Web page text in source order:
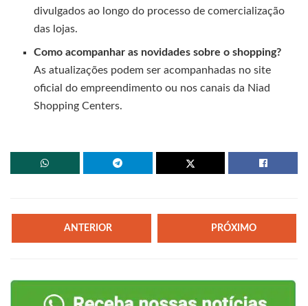
divulgados ao longo do processo de comercialização
das lojas.
Como acompanhar as novidades sobre o shopping?
As atualizações podem ser acompanhadas no site
oficial do empreendimento ou nos canais da Niad
Shopping Centers.
ANTERIOR PRÓXIMO